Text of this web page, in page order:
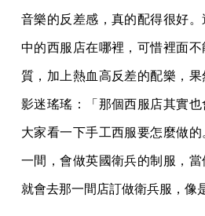
音樂的反差感，真的配得很好
中的西服店在哪裡，可惜裡面
質，加上熱血高反差的配樂，
影迷瑤瑤：「那個西服店其實
大家看一下手工西服要怎麼做
一間，會做英國衛兵的制服，當
就會去那一間店訂做衛兵服，像